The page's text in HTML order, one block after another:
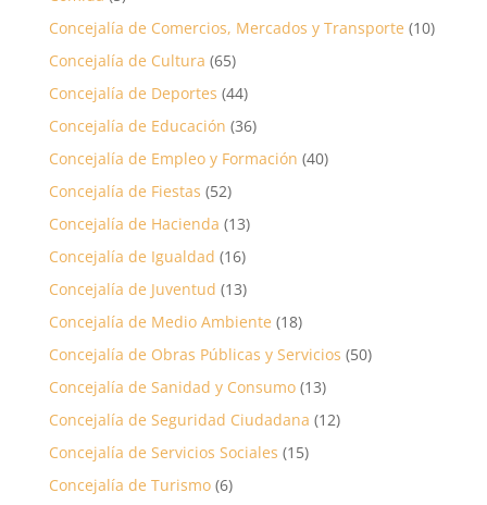
Concejalía de Comercios, Mercados y Transporte (10)
Concejalía de Cultura (65)
Concejalía de Deportes (44)
Concejalía de Educación (36)
Concejalía de Empleo y Formación (40)
Concejalía de Fiestas (52)
Concejalía de Hacienda (13)
Concejalía de Igualdad (16)
Concejalía de Juventud (13)
Concejalía de Medio Ambiente (18)
Concejalía de Obras Públicas y Servicios (50)
Concejalía de Sanidad y Consumo(13)
Concejalía de Seguridad Ciudadana (12)
Concejalía de Servicios Sociales (15)
Concejalía de Turismo(6)